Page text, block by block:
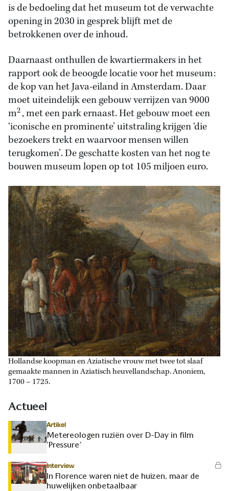
is de bedoeling dat het museum tot de verwachte
opening in 2030 in gesprek blijft met de
betrokkenen over de inhoud.
Daarnaast onthullen de kwartiermakers in het
rapport ook de beoogde locatie voor het museum:
de kop van het Java-eiland in Amsterdam. Daar
moet uiteindelijk een gebouw verrijzen van 9000
m2 , met een park ernaast. Het gebouw moet een
‘iconische en prominente’ uitstraling krijgen ‘die
bezoekers trekt en waarvoor mensen willen
terugkomen’. De geschatte kosten van het nog te
bouwen museum lopen op tot 105 miljoen euro.
Hollandse koopman en Aziatische vrouw met twee tot slaaf
gemaakte mannen in Aziatisch heuvellandschap. Anoniem,
1700 – 1725.
Actueel
Artikel
Metereologen ruziën over D-Day in film
‘Pressure’
Interview
In Florence waren niet de huizen, maar de
huwelijken onbetaalbaar